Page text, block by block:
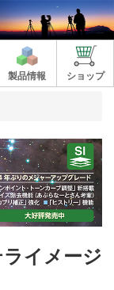
製品情報 ショップ
イメージ